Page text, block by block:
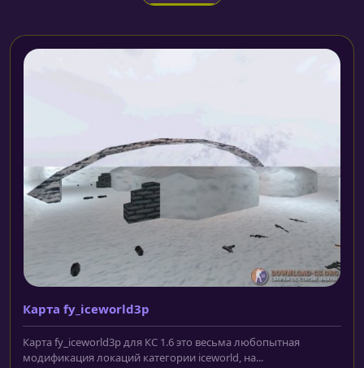
Карта fy_iceworld3p
Карта fy_iceworld3p для КС 1.6 это весьма любопытная
модификация локаций категории iceworld, на...